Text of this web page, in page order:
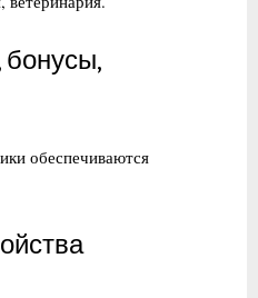
бонусы,
обеспечиваются